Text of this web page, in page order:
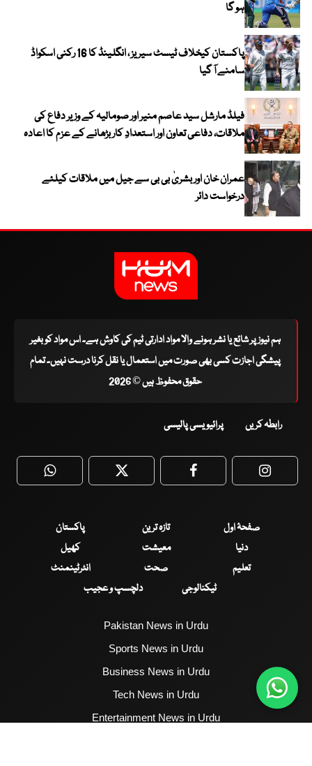
ہو گا
پاکستان کیخلاف ٹیسٹ سیریز ، انگلینڈ کا 16 رکنی اسکواڈ
سامنے آ گیا
فیلڈ مارشل سید عاصم منیر اور صومالیہ کے وزیر دفاع کی
ملاقات، دفاعی تعاون اور استعدادِ کار بڑھانے کے عزم کا اعادہ
عمران خان اور بشریٰ بی بی سے جیل میں ملاقات کیلئے
درخواست دائر
ہم نیوز پر شائع یا نشر ہونے والا مواد ادارتی ٹیم کی کاوش ہے۔ اس مواد کو بغیر
پیشگی اجازت کسی بھی صورت میں استعمال یا نقل کرنا درست نہیں۔ تمام
حقوق محفوظ ہیں © 2026
رابطہ کریں پرائیویسی پالیسی
WhatsApp Twitter Facebook
صفحۂ اول تازہ ترین
پاکستان
دنیا
معیشت
کھیل
تعلیم
صحت
انٹرٹینمنٹ
ٹیکنالوجی
دلچسپ و عجیب
Pakistan News in Urdu
Sports News in Urdu
Business News in Urdu
Tech News in Urdu
Entertainment News in Urdu